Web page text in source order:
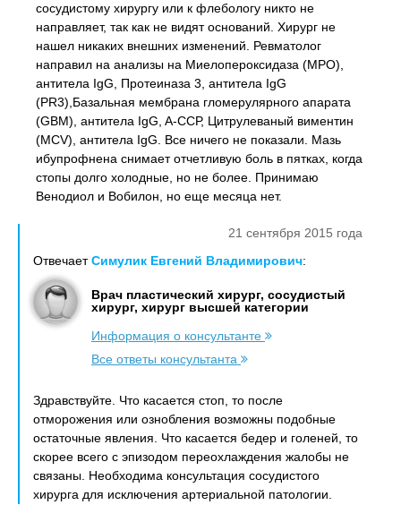
сосудистому хирургу или к флебологу никто не
направляет, так как не видят оснований. Хирург не
нашел никаких внешних изменений. Ревматолог
направил на анализы на Миелопероксидаза (MPO),
антитела IgG, Протеиназа 3, антитела IgG
(PR3),Базальная мембрана гломерулярного апарата
(GBM), антитела IgG, A-ССР, Цитрулеваный виментин
(MCV), антитела IgG. Все ничего не показали. Мазь
ибупрофнена снимает отчетливую боль в пятках, когда
стопы долго холодные, но не более. Принимаю
Венодиол и Вобилон, но еще месяца нет.
21 сентября 2015 года
ОтвечаетСимулик Евгений Владимирович:
Врач пластический хирург, сосудистый
хирург, хирург высшей категории
Информация о консультанте
Все ответы консультанта
Здравствуйте. Что касается стоп, то после
отморожения или ознобления возможны подобные
остаточные явления. Что касается бедер и голеней, то
скорее всего с эпизодом переохлаждения жалобы не
связаны. Необходима консультация сосудистого
хирурга для исключения артериальной патологии.